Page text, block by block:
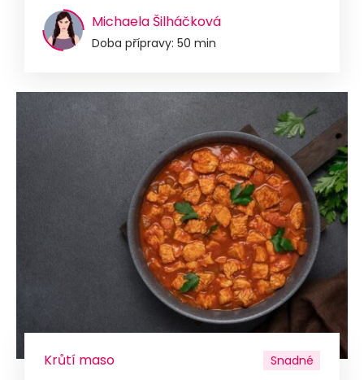
Michaela Šilháčková
Doba přípravy: 50 min
Krůtí maso Snadné